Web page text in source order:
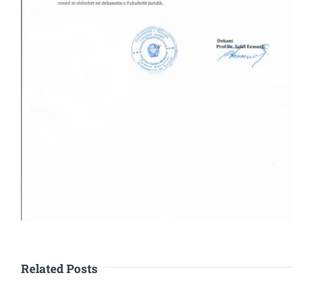
Related Posts